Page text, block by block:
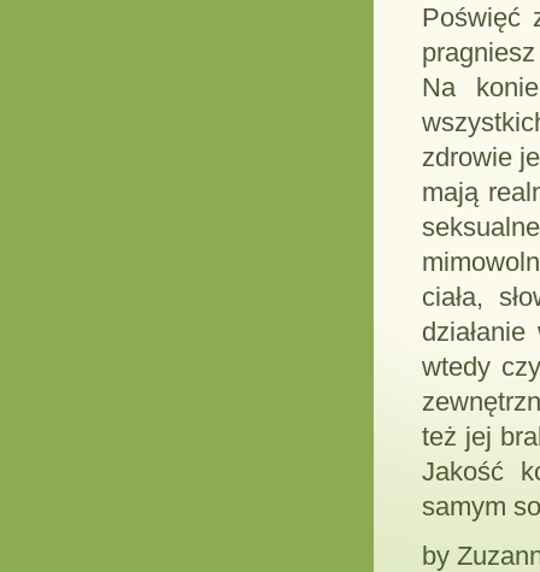
Poświęć
Na
zdrowie
mają
ciała,
wtedy
też jej
Jakość
samym
by